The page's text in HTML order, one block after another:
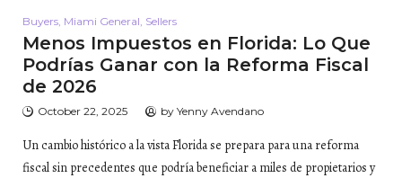
Buyers, Miami General, Sellers
Menos Impuestos en Florida: Lo Que
Podrías Ganar con la Reforma Fiscal
de 2026
October 22, 2025 by Yenny Avendano
Un cambio histórico a la vista Florida se prepara para una reforma
fiscal sin precedentes que podría beneficiar a miles de propietarios y